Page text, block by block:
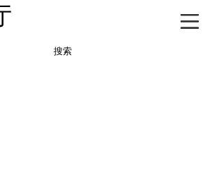
搜索